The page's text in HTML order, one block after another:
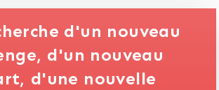
d'un nouveau
d'un nouveau
d'une nouvelle